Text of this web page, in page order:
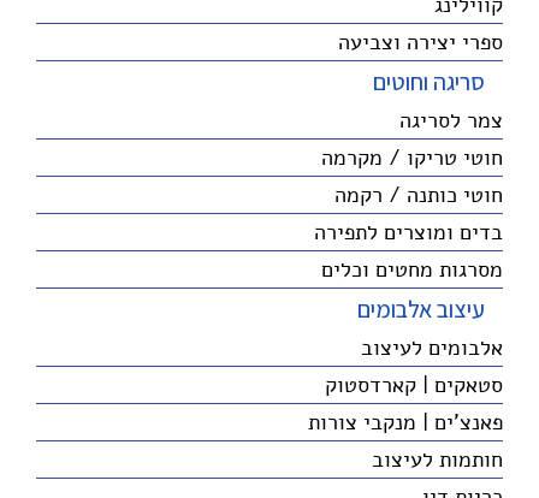
ספרי יצירה וצביעה
סריגה וחוטים
צמר לסריגה
חוטי טריקו / מקרמה
חוטי כותנה / רקמה
בדים ומוצרים לתפירה
מסרגות מחטים וכלים
עיצוב אלבומים
אלבומים לעיצוב
סטאקים | קארדסטוק
פאנצ'ים | מנקבי צורות
חותמות לעיצוב